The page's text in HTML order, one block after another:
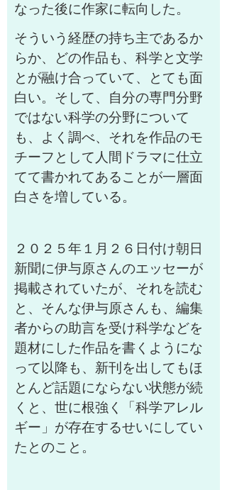
なった後に作家に転向した。
そういう経歴の持ち主であるか
らか、どの作品も、科学と文学
とが融け合っていて、とても面
白い。そして、自分の専門分野
ではない科学の分野について
も、よく調べ、それを作品のモ
チーフとして人間ドラマに仕立
てて書かれてあることが一層面
白さを増している。
２０２５年１月２６日付け朝日
新聞に伊与原さんのエッセーが
掲載されていたが、それを読む
と、そんな伊与原さんも、編集
者からの助言を受け科学などを
題材にした作品を書くようにな
って以降も、新刊を出してもほ
とんど話題にならない状態が続
くと、世に根強く「科学アレル
ギー」が存在するせいにしてい
たとのこと。